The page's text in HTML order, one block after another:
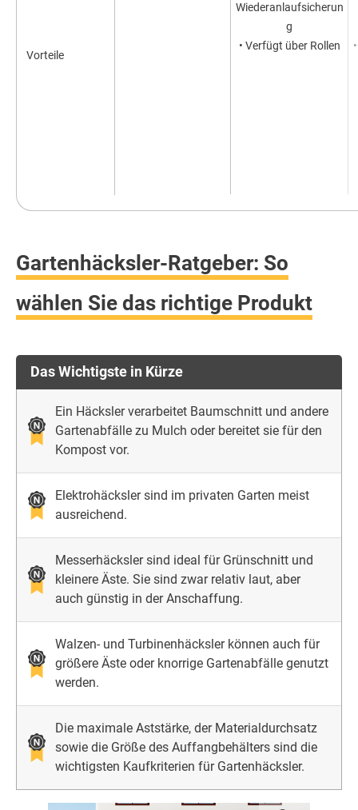
Vorteile
Wiederanlaufsicherun
g
• Verfügt über Rollen
Gartenhäcksler-Ratgeber: So
wählen Sie das richtige Produkt
Das Wichtigste in Kürze
Ein Häcksler verarbeitet Baumschnitt und andere
Gartenabfälle zu Mulch oder bereitet sie für den
Kompost vor.
Elektrohäcksler sind im privaten Garten meist
ausreichend.
Messerhäcksler sind ideal für Grünschnitt und
kleinere Äste. Sie sind zwar relativ laut, aber
auch günstig in der Anschaffung.
Walzen- und Turbinenhäcksler können auch für
größere Äste oder knorrige Gartenabfälle genutzt
werden.
Die maximale Aststärke, der Materialdurchsatz
sowie die Größe des Auffangbehälters sind die
wichtigsten Kaufkriterien für Gartenhäcksler.